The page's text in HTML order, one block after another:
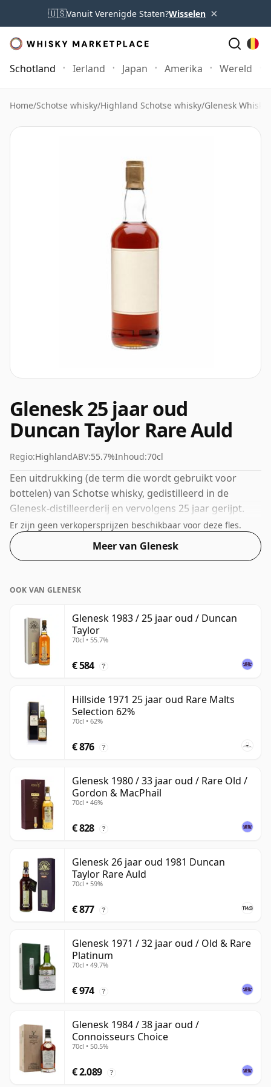
🇺🇸Vanuit Verenigde Staten?Wisselen ×
Schotland Ierland Japan Amerika Wereld
Home/Schotse whisky/Highland Schotse whisky/Glenesk Whisky
Glenesk 25 jaar oud
Duncan Taylor Rare Auld
Regio:HighlandABV:55.7%Inhoud:70cl
Een uitdrukking (de term die wordt gebruikt voor
bottelen) van Schotse whisky, gedistilleerd in de
Glenesk-distilleerderij en vervolgens 25 jaar gerijpt.
Gebotteld op een mooie drinksterkte van 55,7% wordt
deze whisky geleverd in een fles van 70cl.
Er zijn geen verkopersprijzen beschikbaar voor deze fles.
Meer van Glenesk
OOK VAN GLENESK
Glenesk 1983 / 25 jaar oud / Duncan
Taylor
70cl • 55.7%
€ 584 ?
Hillside 1971 25 jaar oud Rare Malts
Selection 62%
70cl • 62%
€ 876 ?
Glenesk 1980 / 33 jaar oud / Rare Old /
Gordon & MacPhail
70cl • 46%
€ 828 ?
Glenesk 26 jaar oud 1981 Duncan
Taylor Rare Auld
70cl • 59%
€ 877 ?
Glenesk 1971 / 32 jaar oud / Old & Rare
Platinum
70cl • 49.7%
€ 974 ?
Glenesk 1984 / 38 jaar oud /
Connoisseurs Choice
70cl • 50.5%
€ 2.089 ?